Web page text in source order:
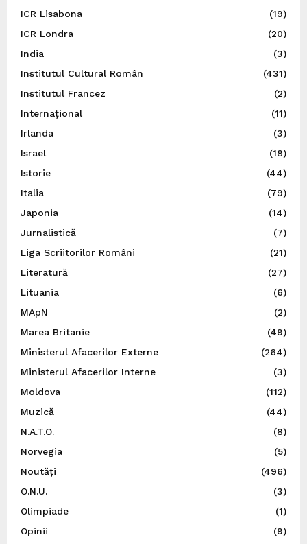
ICR Lisabona
(19)
ICR Londra
(20)
India
(3)
Institutul Cultural Român
(431)
Institutul Francez
(2)
Internațional
(11)
Irlanda
(3)
Israel
(18)
Istorie
(44)
Italia
(79)
Japonia
(14)
Jurnalistică
(7)
Liga Scriitorilor Români
(21)
Literatură
(27)
Lituania
(6)
MApN
(2)
Marea Britanie
(49)
Ministerul Afacerilor Externe
(264)
Ministerul Afacerilor Interne
(3)
Moldova
(112)
Muzică
(44)
N.A.T.O.
(8)
Norvegia
(5)
Noutăți
(496)
O.N.U.
(3)
Olimpiade
(1)
Opinii
(9)